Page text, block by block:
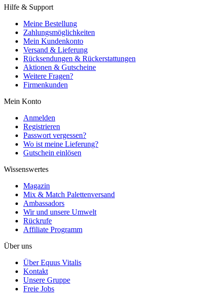
Hilfe & Support
Meine Bestellung
Zahlungsmöglichkeiten
Mein Kundenkonto
Versand & Lieferung
Rücksendungen & Rückerstattungen
Aktionen & Gutscheine
Weitere Fragen?
Firmenkunden
Mein Konto
Anmelden
Registrieren
Passwort vergessen?
Wo ist meine Lieferung?
Gutschein einlösen
Wissenswertes
Magazin
Mix & Match Palettenversand
Ambassadors
Wir und unsere Umwelt
Rückrufe
Affiliate Programm
Über uns
Über Equus Vitalis
Kontakt
Unsere Gruppe
Freie Jobs